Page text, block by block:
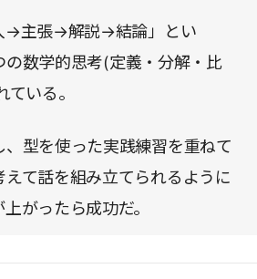
→主張→解説→結論」とい
の数学的思考(定義・分解・比
いる。
型を使った実践練習を重ねて
て話を組み立てられるように
がったら成功だ。